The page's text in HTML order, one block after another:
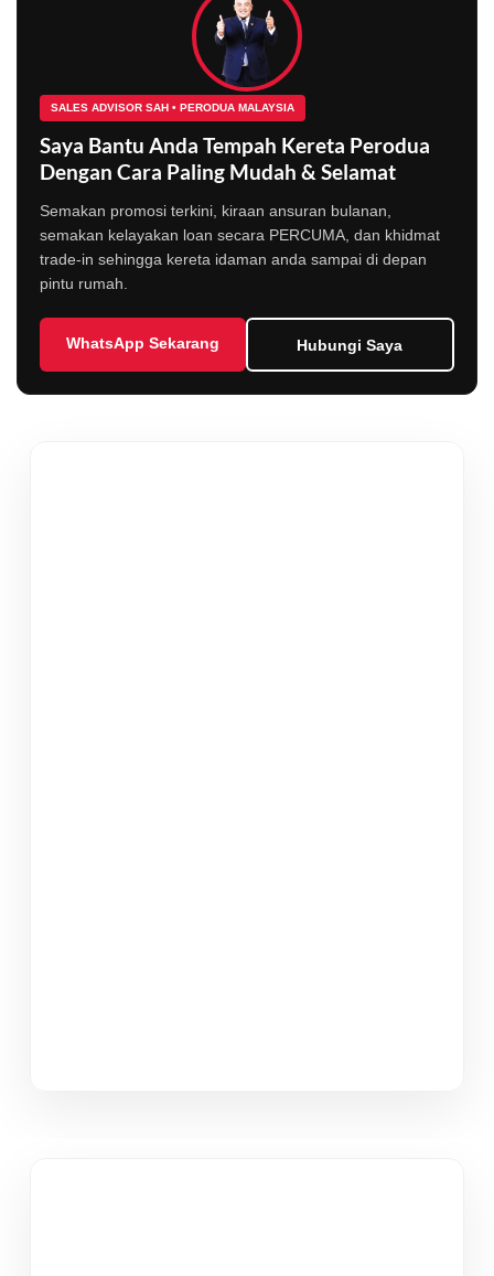
SALES ADVISOR SAH • PERODUA MALAYSIA
Saya Bantu Anda Tempah Kereta Perodua
Dengan Cara Paling Mudah & Selamat
Semakan promosi terkini, kiraan ansuran bulanan,
semakan kelayakan loan secara PERCUMA, dan khidmat
trade-in sehingga kereta idaman anda sampai di depan
pintu rumah.
WhatsApp Sekarang Hubungi Saya